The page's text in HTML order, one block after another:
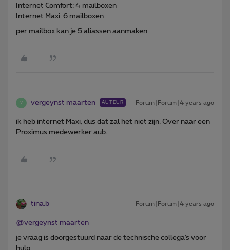
Internet Comfort: 4 mailboxen
Internet Maxi: 6 mailboxen
per mailbox kan je 5 aliassen aanmaken
V vergeynst maarten AUTEUR Forum|Forum|4 years ago
ik heb internet Maxi, dus dat zal het niet zijn. Over naar een
Proximus medewerker aub.
tina.b Forum|Forum|4 years ago
@vergeynst maarten
je vraag is doorgestuurd naar de technische collega’s voor
hulp